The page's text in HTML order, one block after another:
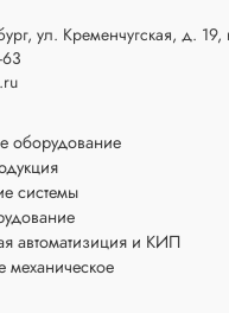
ул. Кременчугская, д. 19,
оборудование
системы
автоматизиция и КИП